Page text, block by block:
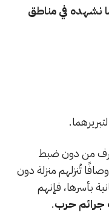
نشهده في مناطق
من دون ضبط
تُنزلهم منزلة دون
بأسرها، فإنهم
جرائم حرب.